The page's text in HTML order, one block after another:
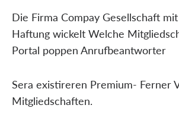
Die Firma Compay Gesellschaft
Haftung wickelt Welche
Portal poppen Anrufbeantworter
Sera existireren Premium- Ferner
Mitgliedschaften.